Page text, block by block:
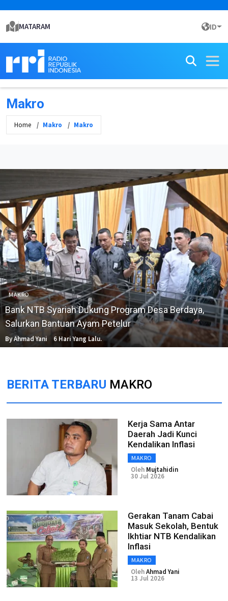
MATARAM ID
Makro
Home Makro Makro
MAKRO
Bank NTB Syariah Dukung Program Desa Berdaya,
Salurkan Bantuan Ayam Petelur
By Ahmad Yani 6 Hari Yang Lalu.
BERITA TERBARU MAKRO
Kerja Sama Antar
Daerah Jadi Kunci
Kendalikan Inflasi
MAKRO
Oleh Mujtahidin
30 Jul 2026
Gerakan Tanam Cabai
Masuk Sekolah, Bentuk
Ikhtiar NTB Kendalikan
Inflasi
MAKRO
OlehAhmad Yani
13 Jul 2026